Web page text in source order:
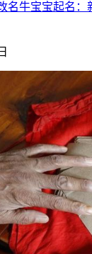
名牛宝宝起名：